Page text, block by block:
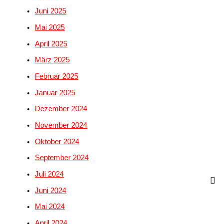
Juni 2025
Mai 2025
April 2025
März 2025
Februar 2025
Januar 2025
Dezember 2024
November 2024
Oktober 2024
September 2024
Juli 2024
Juni 2024
Mai 2024